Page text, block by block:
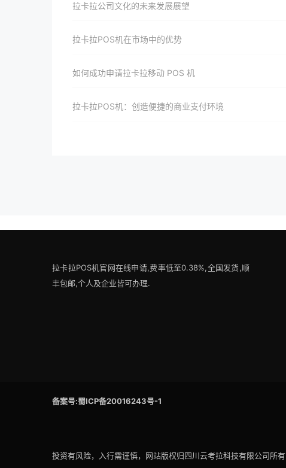
拉卡拉公司文化的未来发展展望
拉卡拉POS机在市场中的优势
如何成功申请拉卡拉移动 POS 机
拉卡拉POS机：创造便捷的商业支付环境
拉卡拉POS机官网在线申请,费率低至0.38%,全国发货,顺
丰包邮,个人及企业皆可办理.
备案号:蜀ICP备20016243号-1
投资有风险，入行需谨慎，网站版权归四川云考拉科技有限公司所有